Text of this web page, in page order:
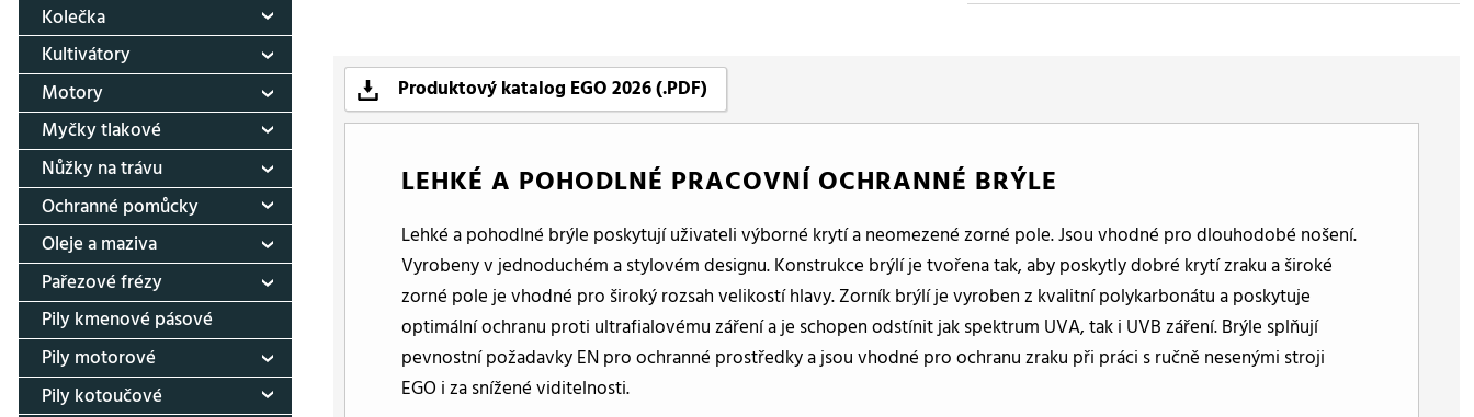
Kolečka
Kultivátory
Motory
Myčky tlakové
Nůžky na trávu
Ochranné pomůcky
Oleje a maziva
Pařezové frézy
Pily kmenové pásové
Pily motorové
Pily kotoučové
Produktový katalog EGO 2026 (.PDF)
LEHKÉ A POHODLNÉ PRACOVNÍ OCHRANNÉ BRÝLE
Lehké a pohodlné brýle poskytují uživateli výborné krytí a neomezené zorné pole. Jsou vhodné pro dlouhodobé nošení.
Vyrobeny v jednoduchém a stylovém designu. Konstrukce brýlí je tvořena tak, aby poskytly dobré krytí zraku a široké
zorné pole je vhodné pro široký rozsah velikostí hlavy. Zorník brýlí je vyroben z kvalitní polykarbonátu a poskytuje
optimální ochranu proti ultrafialovému záření a je schopen odstínit jak spektrum UVA, tak i UVB záření. Brýle splňují
pevnostní požadavky EN pro ochranné prostředky a jsou vhodné pro ochranu zraku při práci s ručně nesenými stroji
EGO i za snížené viditelnosti.